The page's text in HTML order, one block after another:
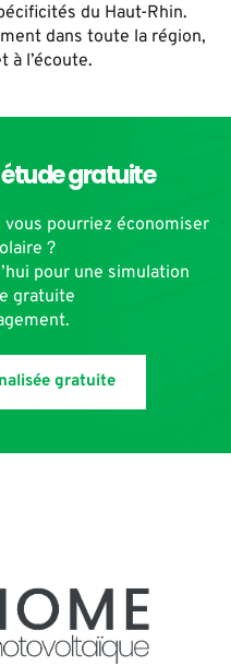
du Haut-Rhin.
dans toute la région,
à l’écoute.
gratuite
vous pourriez économiser
?
pour une simulation
gratuite
gratuite